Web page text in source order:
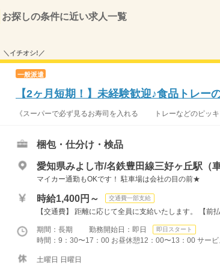
お探しの条件に近い求人一覧
＼イチオシ!／
一般派遣
【2ヶ月短期！】未経験歓迎♪食品トレー
《スーパーで必ず見るお寿司を入れる トレーなどのピッ
梱包・仕分け・検品
愛知県みよし市/名鉄豊田線三好ヶ丘駅（車
マイカー通勤もOKです！ 駐車場は会社の目の前★
時給1,400円～ 交通費一部支給
【交通費】 距離に応じて全員に支給いたします。 【前
期間：長期 勤務開始日：即日 即日スタート
時間：9：30〜17：00 お昼休憩12：00〜13：00 サー
土曜日 日曜日